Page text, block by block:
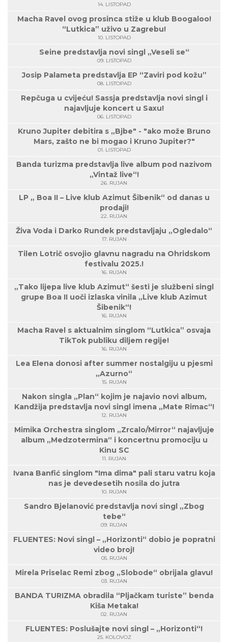
14. LISTOPAD
Macha Ravel ovog prosinca stiže u klub Boogaloo!
“Lutkica” uživo u Zagrebu!
10. LISTOPAD
Seine predstavlja novi singl „Veseli se“
09. LISTOPAD
Josip Palameta predstavlja EP “Zaviri pod kožu”
08. LISTOPAD
Repčuga u cvijeću! Sassja predstavlja novi singl i
najavljuje koncert u Saxu!
06. LISTOPAD
Kruno Jupiter debitira s „Bjbe" - "ako može Bruno
Mars, zašto ne bi mogao i Kruno Jupiter?"
01. LISTOPAD
Banda turizma predstavlja live album pod nazivom
„Vintaž live“!
26. RUJAN
LP „ Boa II – Live klub Azimut Šibenik“ od danas u
prodaji!
22. RUJAN
Živa Voda i Darko Rundek predstavljaju „Ogledalo“
17. RUJAN
Tilen Lotrič osvojio glavnu nagradu na Ohridskom
festivalu 2025.!
16. RUJAN
„Tako lijepa live klub Azimut“ šesti je službeni singl
grupe Boa II uoči izlaska vinila „Live klub Azimut
Šibenik“!
16. RUJAN
Macha Ravel s aktualnim singlom “Lutkica” osvaja
TikTok publiku diljem regije!
16. RUJAN
Lea Elena donosi after summer nostalgiju u pjesmi
„Azurno“
15. RUJAN
Nakon singla „Plan“ kojim je najavio novi album,
Kandžija predstavlja novi singl imena „Mate Rimac“!
12. RUJAN
Mimika Orchestra singlom „Zrcalo/Mirror“ najavljuje
album „Medzotermina“ i koncertnu promociju u
Kinu SC
11. RUJAN
Ivana Banfić singlom "Ima dima" pali staru vatru koja
nas je devedesetih nosila do jutra
10. RUJAN
Sandro Bjelanović predstavlja novi singl „Zbog
tebe“
09. RUJAN
FLUENTES: Novi singl – „Horizonti“ dobio je popratni
video broj!
05. RUJAN
Mirela Priselac Remi zbog „Slobode“ obrijala glavu!
03. RUJAN
BANDA TURIZMA obradila “Pljačkam turiste” benda
Kiša Metaka!
02. RUJAN
FLUENTES: Poslušajte novi singl – „Horizonti“!
25. KOLOVOZ